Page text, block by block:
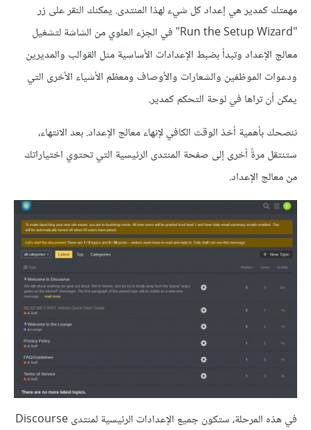
مهمتك كمدير هي إعداد كل شيء لهذا المنتدى. يمكنك النقر على زر
"Run the Setup Wizard" في الجزء العلوي من الشاشة لتشغيل
معالج الإعداد وتبدأ بضبط الإعدادات الأساسية مثل القوالب والمديرين
ودعوات الموظفين والشعارات والأوصاف ومعظم الأشياء الأخرى التي
يمكن أن تراها في لوحة التحكم كمدير.
ننصحك بأهمية أخذ الوقت الكافي لإنهاء معالج الإعداد. بعد الانتهاء،
ستنتقل مرةً أخرى إلى صفحة المنتدى الرئيسية التي تحتوي اختياراتك
من معالج الإعداد.
في هذه المرحلة، ستكون جميع الإعدادات الرئيسية لمنتدى Discourse